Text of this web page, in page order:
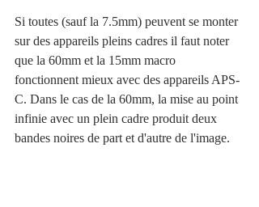
Si toutes (sauf la 7.5mm) peuvent se monter
sur des appareils pleins cadres il faut noter
que la 60mm et la 15mm macro
fonctionnent mieux avec des appareils APS-
C. Dans le cas de la 60mm, la mise au point
infinie avec un plein cadre produit deux
bandes noires de part et d'autre de l'image.